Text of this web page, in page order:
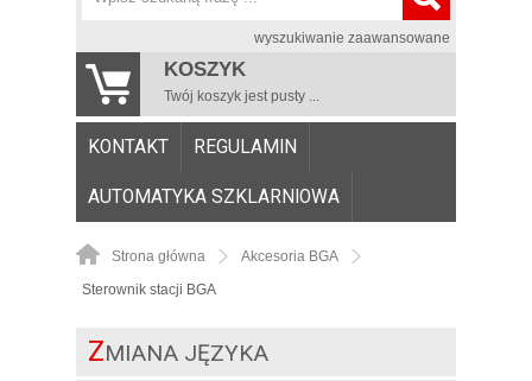
wyszukiwanie zaawansowane
KOSZYK
Twój koszyk jest pusty ...
KONTAKT REGULAMIN
AUTOMATYKA SZKLARNIOWA
Strona główna
Akcesoria BGA
Sterownik stacji BGA
ZMIANA JĘZYKA